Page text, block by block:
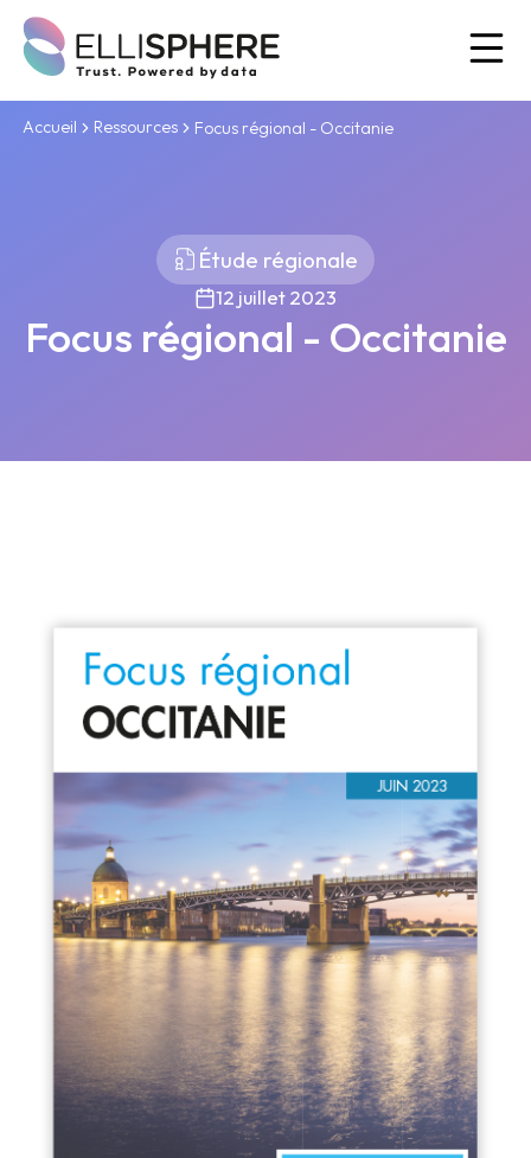
Accueil Ressources Focus régional - Occitanie
Étude régionale
12 juillet 2023
Focus régional - Occitanie